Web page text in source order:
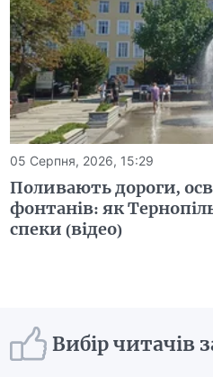
05 Серпня, 2026, 15:29
Поливають дороги,
фонтанів: як
спеки (відео)
Вибір читачів